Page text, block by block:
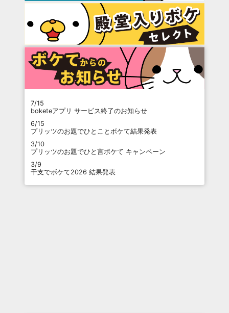
7/15
boketeアプリ サービス終了のお知らせ
6/15
プリッツのお題でひとことボケて結果発表
3/10
プリッツのお題でひと言ボケて キャンペーン
3/9
干支でボケて2026 結果発表